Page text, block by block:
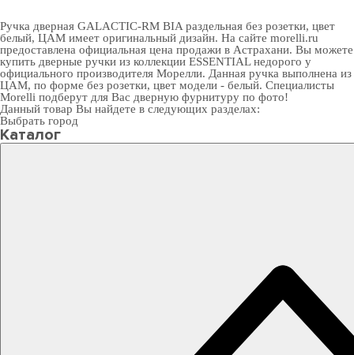
Ручка дверная GALACTIC-RM BIA раздельная без розетки, цвет
белый, ЦАМ имеет оригинальный дизайн. На сайте morelli.ru
предоставлена официальная цена продажи в Астрахани. Вы можете
купить дверные ручки из коллекции ESSENTIAL недорого у
официального производителя Морелли. Данная ручка выполнена из
ЦАМ, по форме без розетки, цвет модели - белый. Специалисты
Morelli подберут для Вас дверную фурнитуру по фото!
Данный товар Вы найдете в следующих разделах:
Выбрать город
Каталог